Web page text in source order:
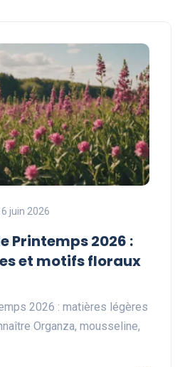
6 juin 2026
Printemps 2026 :
et motifs floraux
2026 : matières légères
Organza, mousseline,